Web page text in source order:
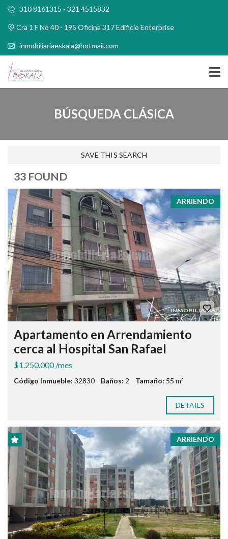
310 8161315 - 321 4515832
Cra 1 F No 40 - 195 Oficina 317 Edificio Enterprise
inmobiliariaeskala@hotmail.com
BÚSQUEDA CLÁSICA
SAVE THIS SEARCH
33 FOUND
ARRIENDO
Apartamento en Arrendamiento
cerca al Hospital San Rafael
$1.250.000 /mes
Código Inmueble: 32830 Baños: 2 Tamaño: 55 m²
DETAILS
ARRIENDO